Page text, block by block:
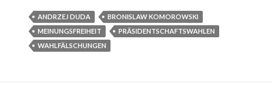
ANDRZEJ DUDA
BRONISLAW KOMOROWSKI
MEINUNGSFREIHEIT
PRÄSIDENTSCHAFTSWAHLEN
WAHLFÄLSCHUNGEN